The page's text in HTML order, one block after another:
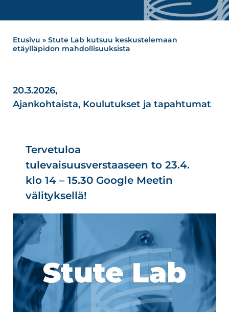
Etusivu » Stute Lab kutsuu keskustelemaan
etäylläpidon mahdollisuuksista
20.3.2026,
Ajankohtaista, Koulutukset ja tapahtumat
Tervetuloa
tulevaisuusverstaaseen to 23.4.
klo 14 – 15.30 Google Meetin
välityksellä!